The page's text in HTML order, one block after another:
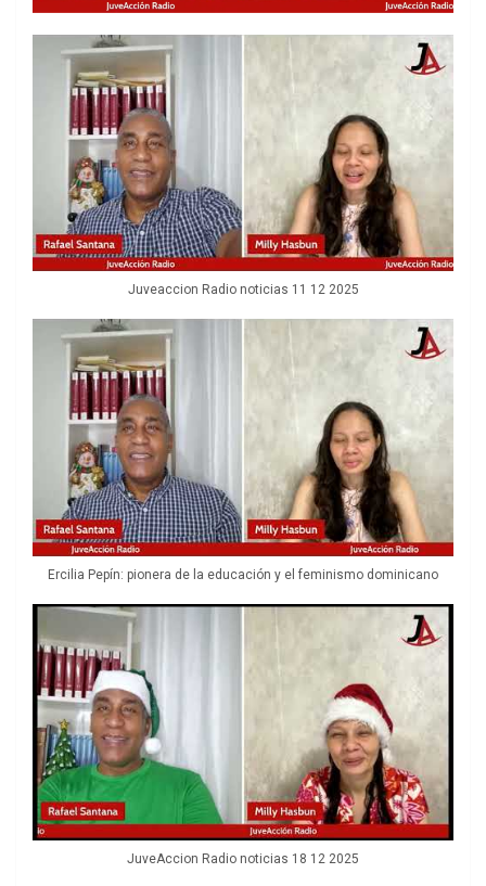
Juveaccion Radio noticias 11 12 2025
Ercilia Pepín: pionera de la educación y el feminismo dominicano
JuveAccion Radio noticias 18 12 2025